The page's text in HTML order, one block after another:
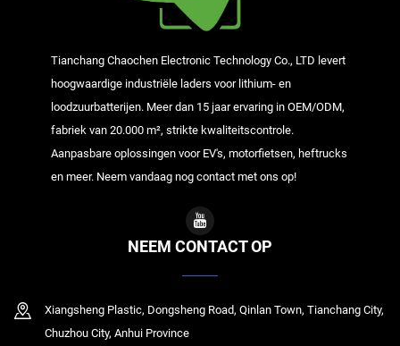
Tianchang Chaochen Electronic Technology Co., LTD levert
hoogwaardige industriële laders voor lithium- en
loodzuurbatterijen. Meer dan 15 jaar ervaring in OEM/ODM,
fabriek van 20.000 m², strikte kwaliteitscontrole.
Aanpasbare oplossingen voor EV's, motorfietsen, heftrucks
en meer. Neem vandaag nog contact met ons op!
NEEM CONTACT OP
Xiangsheng Plastic, Dongsheng Road, Qinlan Town, Tianchang City,
Chuzhou City, Anhui Province